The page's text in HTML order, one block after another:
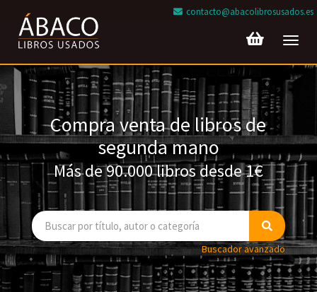
contacto@abacolibrosusados.es
Compra venta de libros de
segunda mano
Más de 90.000 libros desde 1€
Buscador avanzado